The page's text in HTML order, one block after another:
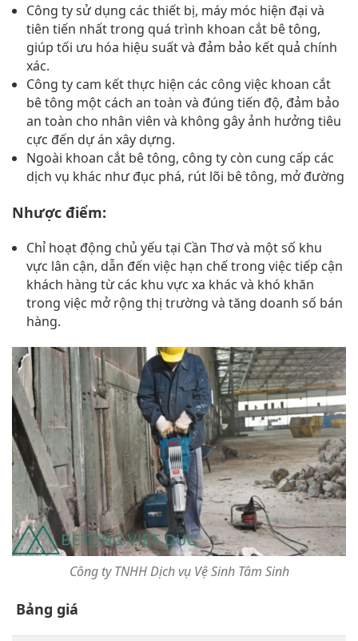
Công ty sử dụng các thiết bị, máy móc hiện đại và
tiên tiến nhất trong quá trình khoan cắt bê tông,
giúp tối ưu hóa hiệu suất và đảm bảo kết quả chính
xác.
Công ty cam kết thực hiện các công việc khoan cắt
bê tông một cách an toàn và đúng tiến độ, đảm bảo
an toàn cho nhân viên và không gây ảnh hưởng tiêu
cực đến dự án xây dựng.
Ngoài khoan cắt bê tông, công ty còn cung cấp các
dịch vụ khác như đục phá, rút lõi bê tông, mở đường
Nhược điểm:
Chỉ hoạt động chủ yếu tại Cần Thơ và một số khu
vực lân cận, dẫn đến việc hạn chế trong việc tiếp cận
khách hàng từ các khu vực xa khác và khó khăn
trong việc mở rộng thị trường và tăng doanh số bán
hàng.
Công ty TNHH Dịch vụ Vệ Sinh Tâm Sinh
Bảng giá